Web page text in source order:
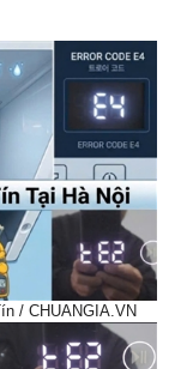
/ CHUANGIA.VN